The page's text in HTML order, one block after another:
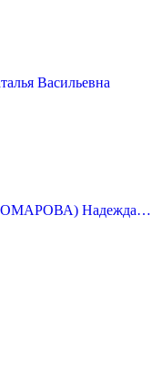
Васильевна
Надежда…